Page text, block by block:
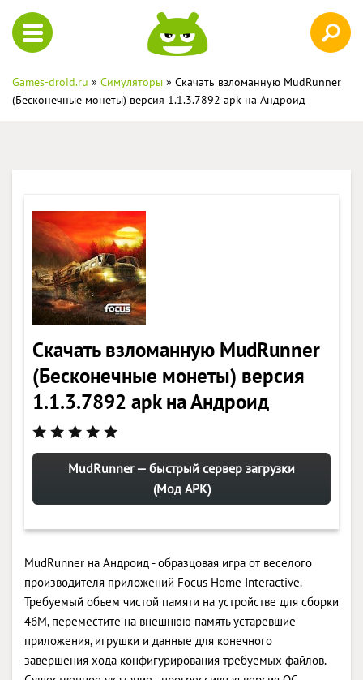
Games-droid.ru » Симуляторы » Скачать взломанную MudRunner
(Бесконечные монеты) версия 1.1.3.7892 apk на Андроид
Скачать взломанную MudRunner
(Бесконечные монеты) версия
1.1.3.7892 apk на Андроид
MudRunner — быстрый сервер загрузки
(Мод APK)
MudRunner на Андроид - образцовая игра от веселого
производителя приложений Focus Home Interactive.
Требуемый объем чистой памяти на устройстве для сборки
46M, переместите на внешнюю память устаревшие
приложения, игрушки и данные для конечного
завершения хода конфигурирования требуемых файлов.